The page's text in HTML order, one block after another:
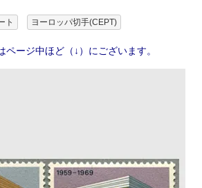
ト ヨーロッパ切手(CEPT)
ページ中ほど（↓）にございます。